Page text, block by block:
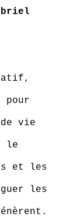
vie
le
et les
les